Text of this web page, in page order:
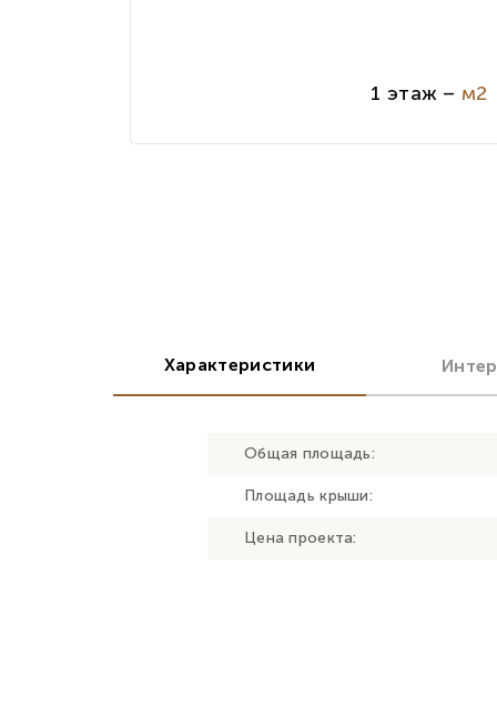
1 этаж – м2
Характеристики
Общая площадь:
Площадь крыши:
Цена проекта: